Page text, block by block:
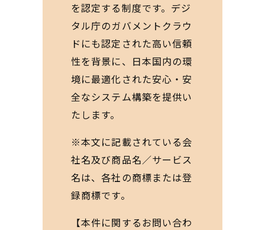
を認定する制度です。デジ
タル庁のガバメントクラウ
ドにも認定された高い信頼
性を背景に、日本国内の環
境に最適化された安心・安
全なシステム構築を提供い
たします。
※本文に記載されている会
社名及び商品名／サービス
名は、各社の商標または登
録商標です。
【本件に関するお問い合わ